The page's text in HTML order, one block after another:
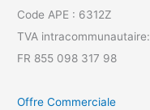
Code APE : 6312Z
TVA intracommunautaire:
FR 855 098 317 98
Offre Commerciale